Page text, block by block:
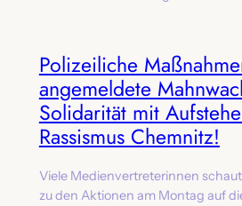
Polizeiliche
angemeldete
Solidarität mit
Rassismus Chemnitz!
Viele Medienvertreterinnen
zu den Aktionen am Montag auf